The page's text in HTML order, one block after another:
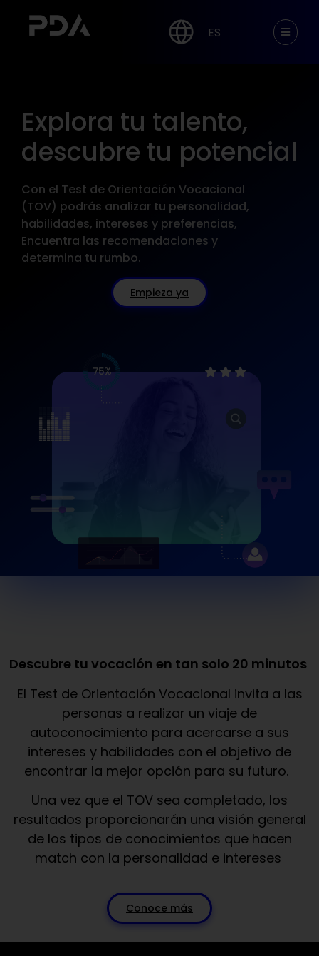
ES
Explora tu talento,
descubre tu potencial
Con el Test de Orientación Vocacional
(TOV) podrás analizar tu personalidad,
habilidades, intereses y preferencias,
Encuentra las recomendaciones y
determina tu rumbo.
Empieza ya
Descubre tu vocación en tan solo 20 minutos
El Test de Orientación Vocacional invita a las
personas a realizar un viaje de
autoconocimiento para acercarse a sus
intereses y habilidades con el objetivo de
encontrar la mejor opción para su futuro.
Una vez que el TOV sea completado, los
resultados proporcionarán una visión general
de los tipos de conocimientos que hacen
match con la personalidad e intereses
Conoce más